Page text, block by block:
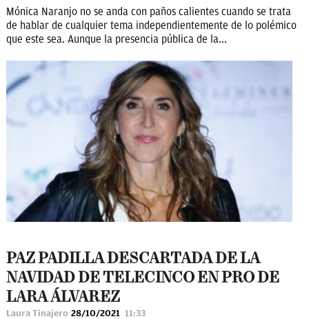
Mónica Naranjo no se anda con paños calientes cuando se trata
de hablar de cualquier tema independientemente de lo polémico
que este sea. Aunque la presencia pública de la...
PAZ PADILLA DESCARTADA DE LA
NAVIDAD DE TELECINCO EN PRO DE
LARA ÁLVAREZ
Laura Tinajero 28/10/2021 11:33